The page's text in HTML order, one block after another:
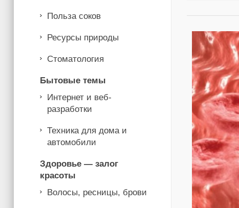
Польза соков
Ресурсы природы
Стоматология
Бытовые темы
Интернет и веб-
разработки
Техника для дома и
автомобили
Здоровье — залог
красоты
Волосы, ресницы, брови